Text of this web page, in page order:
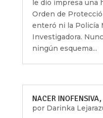
le dio impresa una
Orden de
enteró ni la Policía
Investigadora.
ningún esquema...
NACER
por Darinka